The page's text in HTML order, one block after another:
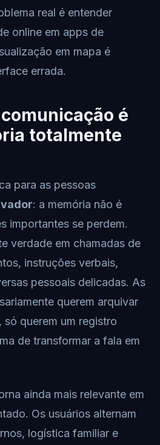
real é entender
online em apps de
em mapa é
errada.
é
totalmente
para as pessoas
: a memória não é
importantes se perdem.
verdade em chamadas de
instruções verbais,
pessoais delicadas. As
querem arquivar
querem um registro
de transformar a fala em
ainda mais relevante em
Os usuários alternam
logística familiar e